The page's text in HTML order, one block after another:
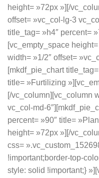
height= »72px »][/
offset= »vc_col-lg-3
title_tag= »h4″ percent=
[vc_empty_space
width= »1/2″ offset=
[mkdf_pie_chart
title= »Furtilizing
[/vc_column][vc_column
vc_col-md-
percent= »90″ title=
height= »72px »][/
css=
!important;border-top-
style: solid !important;}